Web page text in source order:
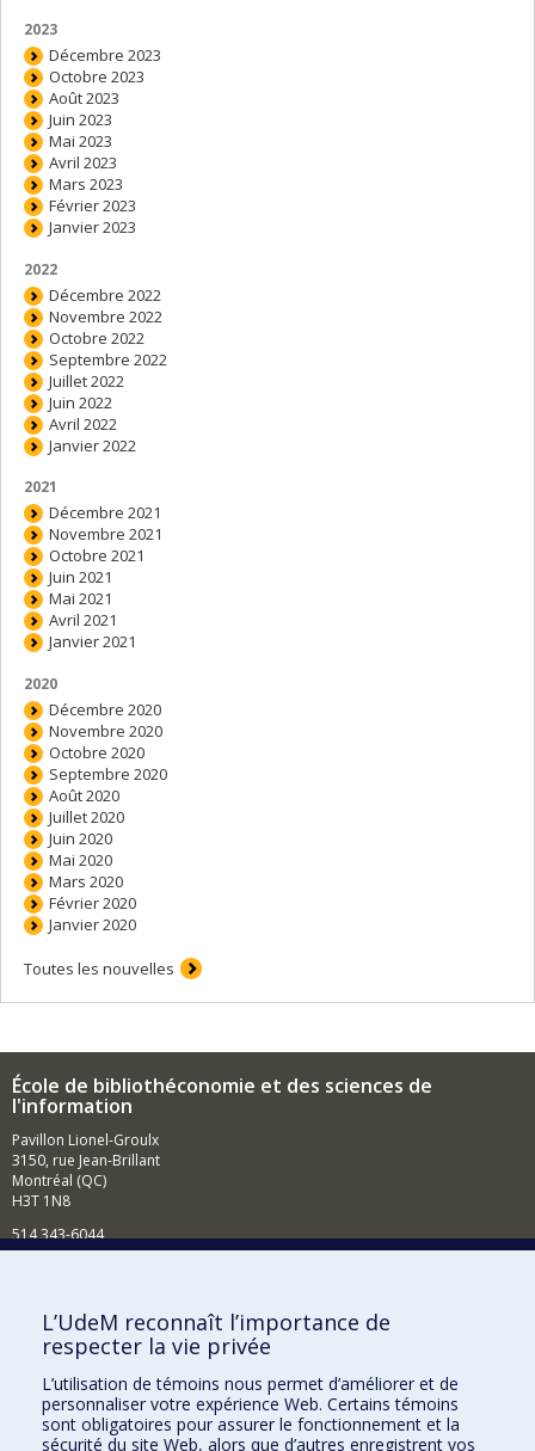
2023
Décembre 2023
Octobre 2023
Août 2023
Juin 2023
Mai 2023
Avril 2023
Mars 2023
Février 2023
Janvier 2023
2022
Décembre 2022
Novembre 2022
Octobre 2022
Septembre 2022
Juillet 2022
Juin 2022
Avril 2022
Janvier 2022
2021
Décembre 2021
Novembre 2021
Octobre 2021
Juin 2021
Mai 2021
Avril 2021
Janvier 2021
2020
Décembre 2020
Novembre 2020
Octobre 2020
Septembre 2020
Août 2020
Juillet 2020
Juin 2020
Mai 2020
Mars 2020
Février 2020
Janvier 2020
Toutes les nouvelles
École de bibliothéconomie et des sciences de
l'information
Pavillon Lionel-Groulx
3150, rue Jean-Brillant
Montréal (QC)
H3T 1N8
514 343-6044
Comment soutenir l'École?
BESOIN D'AIDE?
Plan du site
Signaler une erreur
L’UdeM reconnaît l’importance de
respecter la vie privée
L’utilisation de témoins nous permet d’améliorer et de
personnaliser votre expérience Web. Certains témoins
sont obligatoires pour assurer le fonctionnement et la
sécurité du site Web, alors que d’autres enregistrent vos